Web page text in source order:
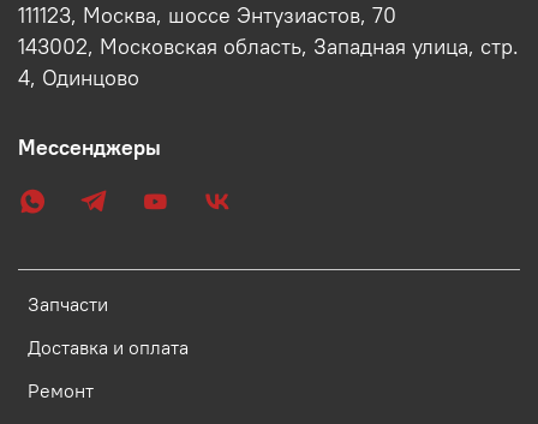
Запчасти
Доставка и оплата
Ремонт
111123, Москва, шоссе Энтузиастов, 70
143002, Московская область, Западная улица, стр.
4, Одинцово
Мессенджеры